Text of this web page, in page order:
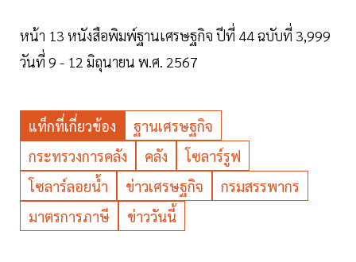
หน้า 13 หนังสือพิมพ์ฐานเศรษฐกิจ ปีที่ 44 ฉบับที่ 3,999
วันที่ 9 - 12 มิถุนายน พ.ศ. 2567
แท็กที่เกี่ยวข้อง
ฐานเศรษฐกิจ
กระทรวงการคลัง
คลัง
โซลาร์รูฟ
โซลาร์ลอยน้ำ
ข่าวเศรษฐกิจ
กรมสรรพากร
มาตรการภาษี
ข่าววันนี้